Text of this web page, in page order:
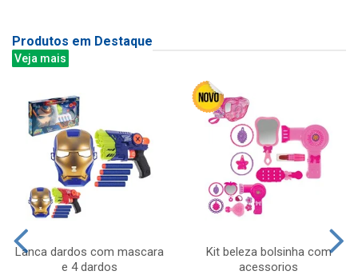
Produtos em Destaque
Veja mais
Lanca dardos com mascara
e 4 dardos
Kit beleza bolsinha com
acessorios